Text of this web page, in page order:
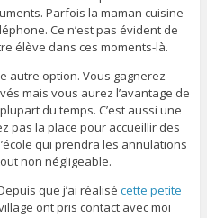
Parfois la maman cuisine
Ce n’est pas évident de
élève dans ces moments-là.
autre option. Vous gagnerez
mais vous aurez l’avantage de
du temps. C’est aussi une
pas la place pour accueillir des
qui prendra les annulations
non négligeable.
que j’ai réalisé cette petite
ont pris contact avec moi